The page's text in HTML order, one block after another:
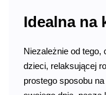
Idealna na
Niezależnie od
dzieci, relaksującej
prostego sposobu